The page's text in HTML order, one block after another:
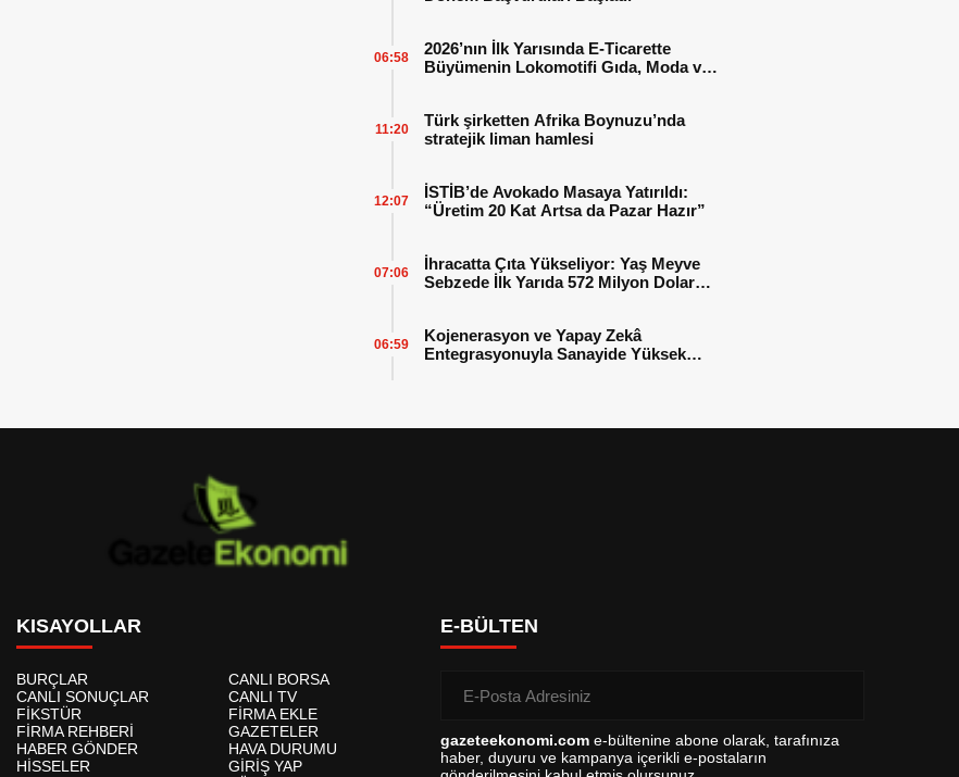
2026’nın İlk Yarısında E-Ticarette
Büyümenin Lokomotifi Gıda, Moda ve
06:58
Türk şirketten Afrika Boynuzu’nda
stratejik liman hamlesi
11:20
İSTİB’de Avokado Masaya Yatırıldı:
“Üretim 20 Kat Artsa da Pazar Hazır”
12:07
İhracatta Çıta Yükseliyor: Yaş Meyve
Sebzede İlk Yarıda 572 Milyon Dolar
07:06
Kojenerasyon ve Yapay Zekâ
Entegrasyonuyla Sanayide Yüksek
06:59
KISAYOLLAR
BURÇLAR
CANLI BORSA
CANLI SONUÇLAR
CANLI TV
FİKSTÜR
FİRMA EKLE
FİRMA REHBERİ
GAZETELER
HABER GÖNDER
HAVA DURUMU
HİSSELER
GİRİŞ YAP
E-BÜLTEN
gazeteekonomi.com e-bültenine abone olarak, tarafınıza
haber, duyuru ve kampanya içerikli e-postaların